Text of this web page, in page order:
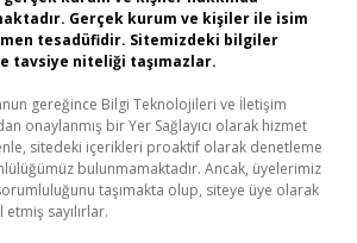
Gerçek kurum ve kişiler ile isim
tesadüfidir. Sitemizdeki bilgiler
tavsiye niteliği taşımazlar.
gereğince Bilgi Teknolojileri ve İletişim
onaylanmış bir Yer Sağlayıcı olarak hizmet
sitedeki içerikleri proaktif olarak denetleme
bulunmamaktadır. Ancak, üyelerimiz
taşımakta olup, siteye üye olarak
sayılırlar.